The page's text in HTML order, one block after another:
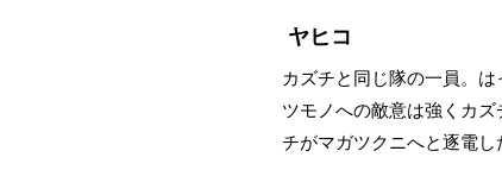
ヤヒコ
カズチと同じ隊の一員。
ツモノへの敵意は強くカ
チがマガツクニへと逐電し